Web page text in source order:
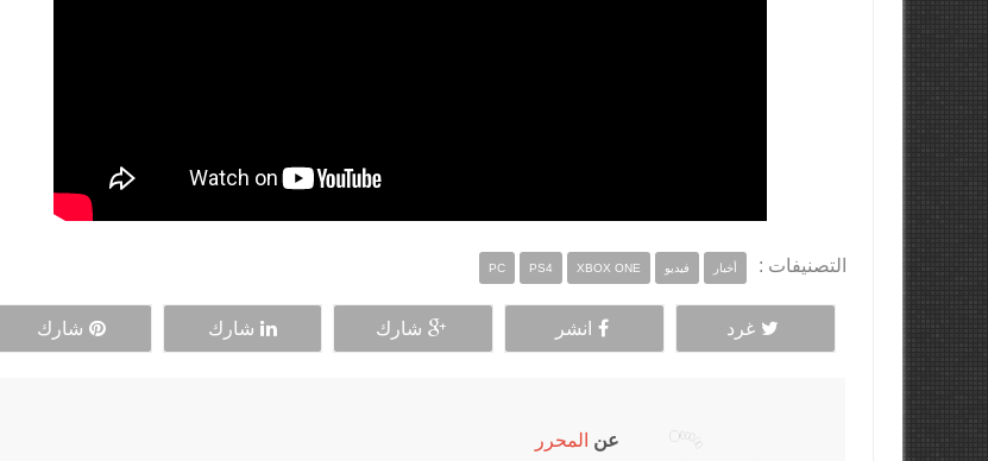
التصنيفات : أخبار فيديو PC PS4 XBOX ONE
غرد انشر شارك شارك شارك
عن المحرر